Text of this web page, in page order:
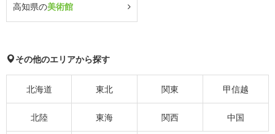
高知県の美術館
その他のエリアから探す
北海道 東北 関東 甲信越
北陸 東海 関西 中国